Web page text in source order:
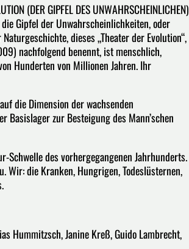
(DER GIPFEL DES UNWAHRSCHEINLICHEN)
Gipfel der Unwahrscheinlichkeiten, oder
dieses „Theater der Evolution“,
nachfolgend benennt, ist menschlich,
Hunderten von Millionen Jahren. Ihr
die Dimension der wachsenden
zur Besteigung des Mann’schen
des vorhergegangenen Jahrhunderts.
Wir: die Kranken, Hungrigen, Todeslüsternen,
Hummitzsch, Janine Kreß, Guido Lambrecht,